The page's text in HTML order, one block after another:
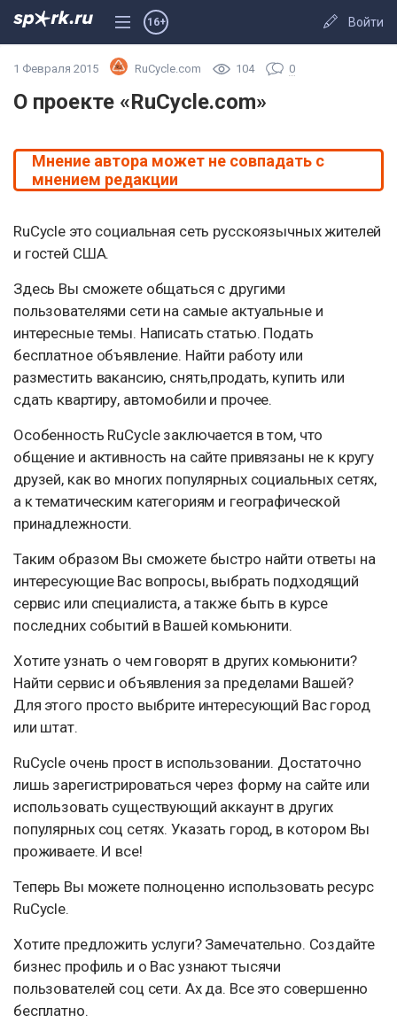
Войти
16+
1 Февраля 2015 RuCycle.com 104 0
О проекте «RuCycle.com»
Мнение автора может не совпадать с
мнением редакции
RuCycle это социальная сеть русскоязычных жителей
и гостей США.
Здесь Вы сможете общаться с другими
пользователями сети на самые актуальные и
интересные темы. Написать статью. Подать
бесплатное объявление. Найти работу или
разместить вакансию, снять,продать, купить или
сдать квартиру, автомобили и прочее.
Особенность RuCycle заключается в том, что
общение и активность на сайте привязаны не к кругу
друзей, как во многих популярных социальных сетях,
а к тематическим категориям и географической
принадлежности.
Таким образом Вы сможете быстро найти ответы на
интересующие Вас вопросы, выбрать подходящий
сервис или специалиста, а также быть в курсе
последних событий в Вашей комьюнити.
Хотите узнать о чем говорят в других комьюнити?
Найти сервис и объявления за пределами Вашей?
Для этого просто выбрите интересующий Вас город
или штат.
RuCycle очень прост в использовании. Достаточно
лишь зарегистрироваться через форму на сайте или
использовать существующий аккаунт в других
популярных соц сетях. Указать город, в котором Вы
проживаете. И все!
Теперь Вы можете полноценно использовать ресурс
RuCycle.
Хотите предложить услуги? Замечательно. Создайте
бизнес профиль и о Вас узнают тысячи
пользователей соц сети. Ах да. Все это совершенно
бесплатно.